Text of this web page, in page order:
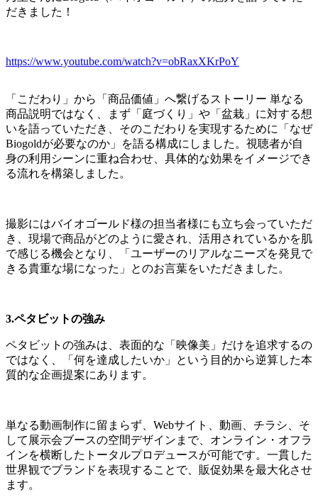
だきました！
https://www.youtube.com/watch?v=obRaxXKrPoY
「こだわり」から「商品価値」へ繋げるストーリー 単なる
商品説明ではなく、まず「庭づくり」や「盆栽」に対する想
いを語っていただき、そのこだわりを実現するために「なぜ
Biogoldが必要なのか」を語る構成にしました。視聴者が自
身の利用シーンに重ね合わせ、具体的な効果をイメージでき
る流れを構築しました。
撮影にはバイオゴールド様の担当者様にも立ち会っていただ
き、現場で商品がどのように愛され、活用されているかを肌
で感じる機会となり、「ユーザーのリアルなニーズを発見で
きる貴重な場になった」とのお言葉をいただきました。
3.ペタビットの強み
ペタビットの強みは、表面的な「映像美」だけを追求するの
ではなく、「何を達成したいか」という目的から逆算した本
質的な企画提案にあります。
単なる動画制作に留まらず、Webサイト、動画、チラシ、そ
して展示会ブースの空間デザインまで、オンライン・オフラ
インを横断したトータルプロデュースが可能です。一貫した
世界観でブランドを表現することで、販促効果を最大化させ
ます。